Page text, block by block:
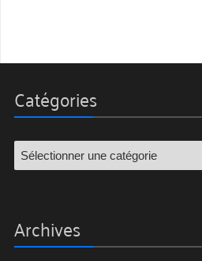
Catégories
Archives